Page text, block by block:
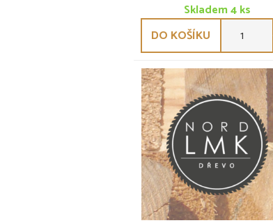
Skladem4ks
DO KOŠÍKU